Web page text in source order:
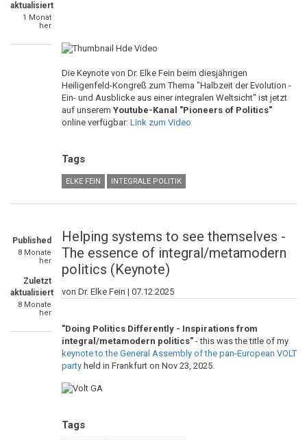
aktualisiert
1 Monat
her
Die Keynote von Dr. Elke Fein beim diesjährigen
Heiligenfeld-Kongreß zum Thema "Halbzeit der Evolution -
Ein- und Ausblicke aus einer integralen Weltsicht" ist jetzt
auf unserem Youtube-Kanal "Pioneers of Politics"
online verfügbar: Link zum Video
Tags
ELKE FEIN INTEGRALE POLITIK
Published
8 Monate
her
Zuletzt
aktualisiert
8 Monate
her
Helping systems to see themselves -
The essence of integral/metamodern
politics (Keynote)
von Dr. Elke Fein | 07.12.2025
"Doing Politics Differently - Inspirations from
integral/metamodern politics" - this was the title of my
keynote to the General Assembly of the pan-European VOLT
party held in Frankfurt on Nov 23, 2025.
Tags